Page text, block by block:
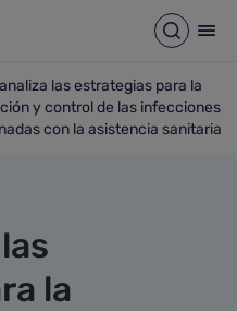
Abrir
del camino de migas
analiza las estrategias
analiza las estrategias para la
y control de las infecciones
con la asistencia sanitaria
la